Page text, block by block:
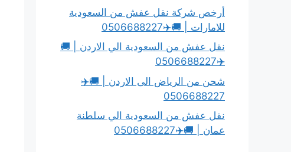
أرخص شركة نقل عفش من السعودية
للامارات | 🚚✈️0506688227
نقل عفش من السعودية الي الاردن | 🚚
✈️0506688227
شحن من الرياض الى الاردن | 🚚✈️
0506688227
نقل عفش من السعودية الي سلطنة
عمان | 🚚✈️0506688227